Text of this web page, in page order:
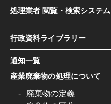
処理業者 閲覧・検索システム
行政資料ライブラリー
通知一覧
産業廃棄物の処理について
廃棄物の定義